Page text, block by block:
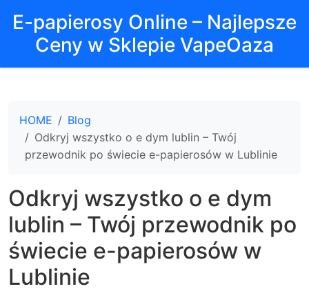
E-papierosy Online – Najlepsze
Ceny w Sklepie VapeOaza
HOME
Blog
Odkryj wszystko o e dym lublin – Twój
przewodnik po świecie e-papierosów w Lublinie
Odkryj wszystko o e dym
lublin – Twój przewodnik po
świecie e-papierosów w
Lublinie